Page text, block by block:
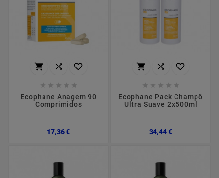
  
    
Ecophane Anagem 90
Comprimidos
17,36 €Preço
  
    
Ecophane Pack Champô
Ultra Suave 2x500ml
34,44 €Preço